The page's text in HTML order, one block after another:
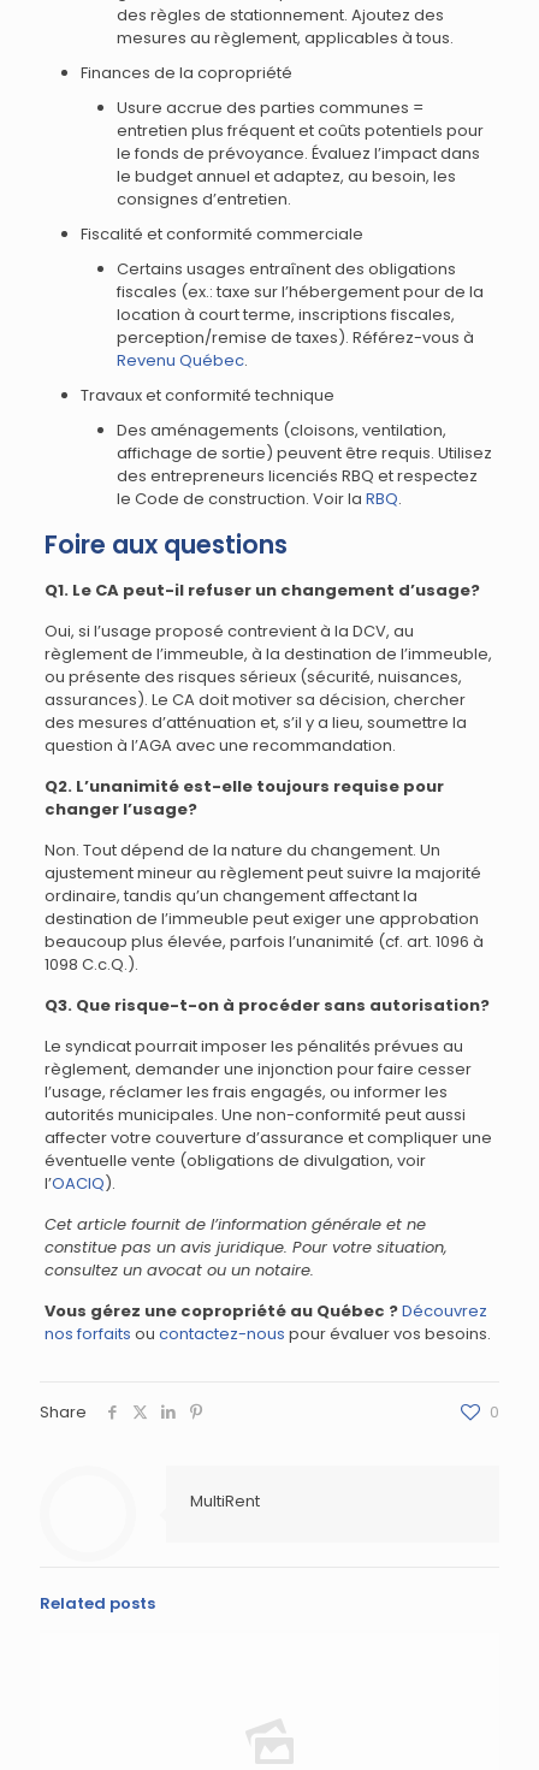
des règles de stationnement. Ajoutez des
mesures au règlement, applicables à tous.
Finances de la copropriété
Usure accrue des parties communes =
entretien plus fréquent et coûts potentiels pour
le fonds de prévoyance. Évaluez l’impact dans
le budget annuel et adaptez, au besoin, les
consignes d’entretien.
Fiscalité et conformité commerciale
Certains usages entraînent des obligations
fiscales (ex.: taxe sur l’hébergement pour de la
location à court terme, inscriptions fiscales,
perception/remise de taxes). Référez-vous à
Revenu Québec.
Travaux et conformité technique
Des aménagements (cloisons, ventilation,
affichage de sortie) peuvent être requis. Utilisez
des entrepreneurs licenciés RBQ et respectez
le Code de construction. Voir la RBQ.
Foire aux questions
Q1. Le CA peut-il refuser un changement d’usage?
Oui, si l’usage proposé contrevient à la DCV, au
règlement de l’immeuble, à la destination de l’immeuble,
ou présente des risques sérieux (sécurité, nuisances,
assurances). Le CA doit motiver sa décision, chercher
des mesures d’atténuation et, s’il y a lieu, soumettre la
question à l’AGA avec une recommandation.
Q2. L’unanimité est-elle toujours requise pour
changer l’usage?
Non. Tout dépend de la nature du changement. Un
ajustement mineur au règlement peut suivre la majorité
ordinaire, tandis qu’un changement affectant la
destination de l’immeuble peut exiger une approbation
beaucoup plus élevée, parfois l’unanimité (cf. art. 1096 à
1098 C.c.Q.).
Q3. Que risque-t-on à procéder sans autorisation?
Le syndicat pourrait imposer les pénalités prévues au
règlement, demander une injonction pour faire cesser
l’usage, réclamer les frais engagés, ou informer les
autorités municipales. Une non-conformité peut aussi
affecter votre couverture d’assurance et compliquer une
éventuelle vente (obligations de divulgation, voir
l’OACIQ).
Cet article fournit de l’information générale et ne
constitue pas un avis juridique. Pour votre situation,
consultez un avocat ou un notaire.
Vous gérez une copropriété au Québec ?Découvrez
nos forfaits ou contactez-nous pour évaluer vos besoins.
Share 0
MultiRent
Related posts